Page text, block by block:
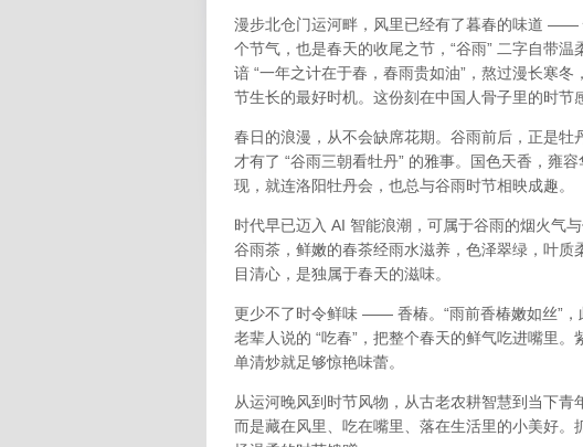
漫步北仓门运河畔，风里已经有了暮春的味道 ——
个节气，也是春天的收尾之节，“谷雨” 二字自带
谙 “一年之计在于春，春雨贵如油”，熬过漫长寒
节生长的最好时机。这份刻在中国人骨子里的时节
春日的浪漫，从不会缺席花期。谷雨前后，正是牡
才有了 “谷雨三朝看牡丹” 的雅事。国色天香，雍
现，就连洛阳牡丹会，也总与谷雨时节相映成趣。
时代早已迈入 AI 智能浪潮，可属于谷雨的烟火气
谷雨茶，鲜嫩的春茶经雨水滋养，色泽翠绿，叶
目清心，是独属于春天的滋味。
更少不了时令鲜味 —— 香椿。“雨前香椿嫩如丝”
老辈人说的 “吃春”，把整个春天的鲜气吃进嘴里
单清炒就足够惊艳味蕾。
从运河晚风到时节风物，从古老农耕智慧到当下青
而是藏在风里、吃在嘴里、落在生活里的小美好